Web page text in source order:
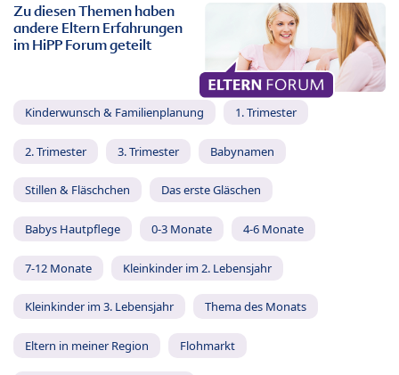
Zu diesen Themen haben
andere Eltern Erfahrungen
im HiPP Forum geteilt
Kinderwunsch & Familienplanung 1. Trimester
2. Trimester 3. Trimester Babynamen
Stillen & Fläschchen Das erste Gläschen
Babys Hautpflege 0-3 Monate 4-6 Monate
7-12 Monate Kleinkinder im 2. Lebensjahr
Kleinkinder im 3. Lebensjahr Thema des Monats
Eltern in meiner Region Flohmarkt